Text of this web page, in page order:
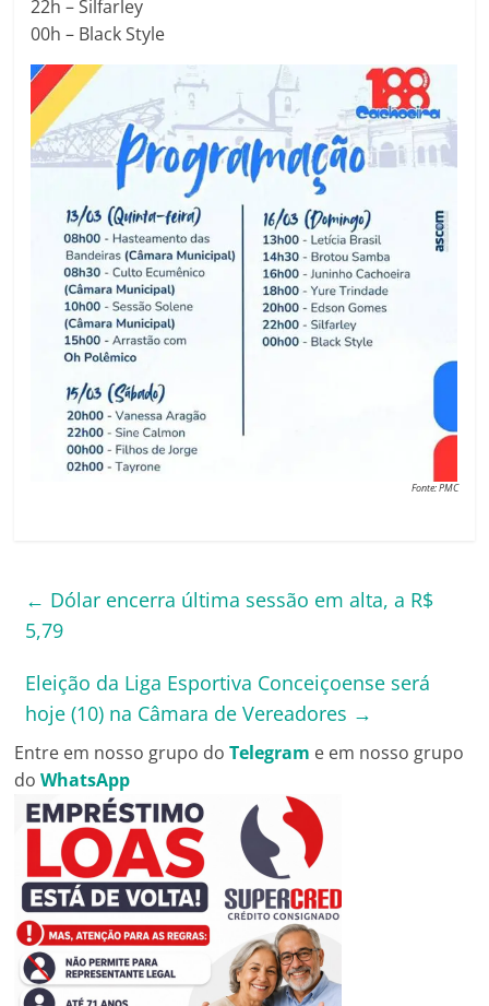
22h – Silfarley
00h – Black Style
Fonte: PMC
← Dólar encerra última sessão em alta, a R$
5,79
Eleição da Liga Esportiva Conceiçoense será
hoje (10) na Câmara de Vereadores →
Entre em nosso grupo doTelegram e em nosso grupo
doWhatsApp